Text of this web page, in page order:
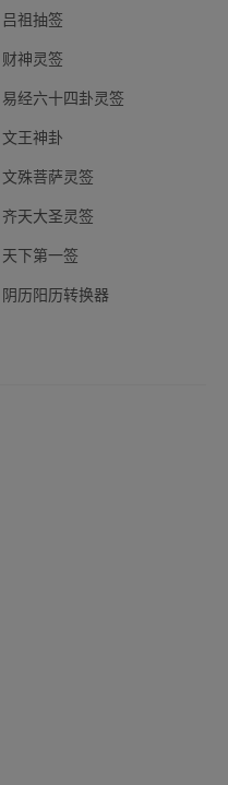
吕祖抽签
财神灵签
易经六十四卦灵签
文王神卦
文殊菩萨灵签
齐天大圣灵签
天下第一签
阴历阳历转换器